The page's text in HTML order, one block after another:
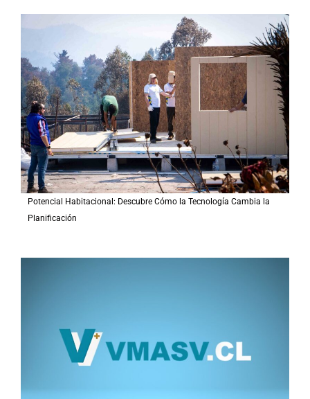
Potencial Habitacional: Descubre Cómo la Tecnología Cambia la
Planificación